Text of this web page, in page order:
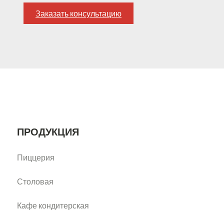
Заказать консультацию
ПРОДУКЦИЯ
Пиццерия
Столовая
Кафе кондитерская